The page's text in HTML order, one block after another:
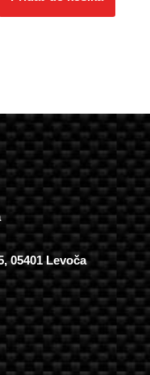
05401 Levoča